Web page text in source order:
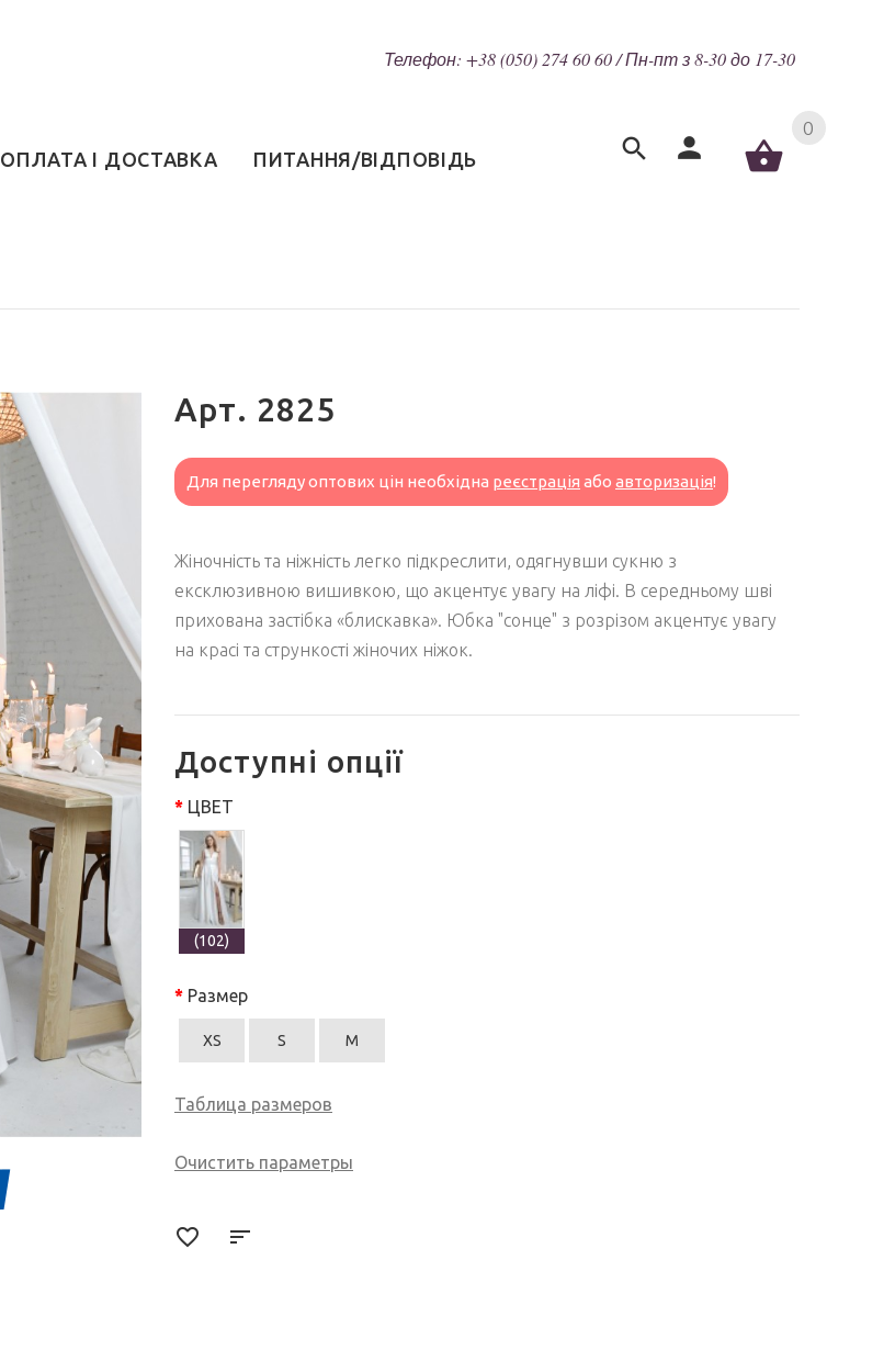
Телефон: +38 (050) 274 60 60 / Пн-пт з 8-30 до 17-30
ОПЛАТА І ДОСТАВКА ПИТАННЯ/ВІДПОВІДЬ
0
Арт. 2825
Для перегляду оптових цін необхідна реєстрація або авторизація!
Жіночність та ніжність легко підкреслити, одягнувши сукню з
ексклюзивною вишивкою, що акцентує увагу на ліфі. В середньому шві
прихована застібка «блискавка». Юбка "сонце" з розрізом акцентує увагу
на красі та стрункості жіночих ніжок.
Доступні опції
ЦВЕТ
(102)
Размер
XS S M
Таблица размеров
Очистить параметры